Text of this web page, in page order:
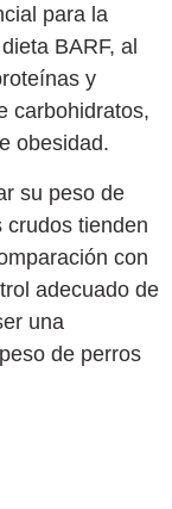
para la
BARF, al
y
carbohidratos,
obesidad.
su peso de
crudos tienden
con
adecuado de
una
de perros